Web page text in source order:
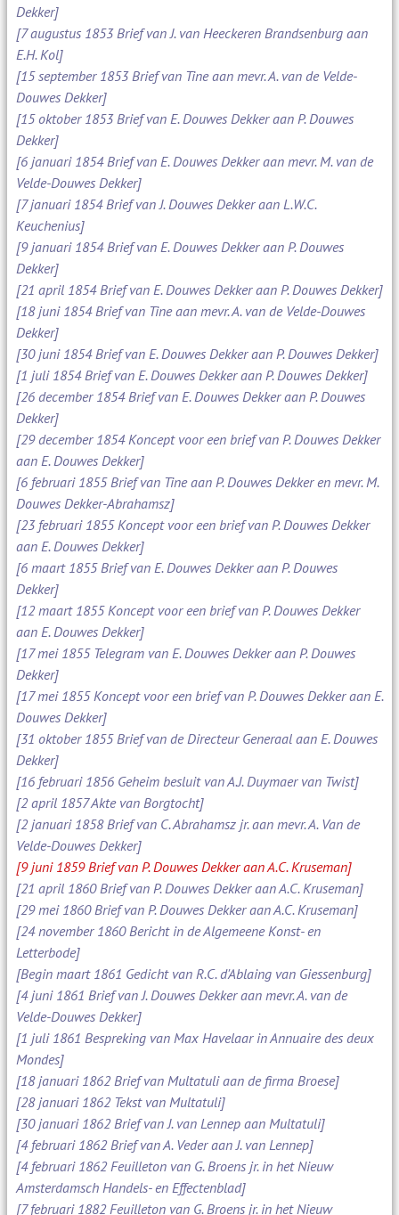
Dekker]
[7 augustus 1853 Brief van J. van Heeckeren Brandsenburg aan
E.H. Kol]
[15 september 1853 Brief van Tine aan mevr. A. van de Velde-
Douwes Dekker]
[15 oktober 1853 Brief van E. Douwes Dekker aan P. Douwes
Dekker]
[6 januari 1854 Brief van E. Douwes Dekker aan mevr. M. van de
Velde-Douwes Dekker]
[7 januari 1854 Brief van J. Douwes Dekker aan L.W.C.
Keuchenius]
[9 januari 1854 Brief van E. Douwes Dekker aan P. Douwes
Dekker]
[21 april 1854 Brief van E. Douwes Dekker aan P. Douwes Dekker]
[18 juni 1854 Brief van Tine aan mevr. A. van de Velde-Douwes
Dekker]
[30 juni 1854 Brief van E. Douwes Dekker aan P. Douwes Dekker]
[1 juli 1854 Brief van E. Douwes Dekker aan P. Douwes Dekker]
[26 december 1854 Brief van E. Douwes Dekker aan P. Douwes
Dekker]
[29 december 1854 Koncept voor een brief van P. Douwes Dekker
aan E. Douwes Dekker]
[6 februari 1855 Brief van Tine aan P. Douwes Dekker en mevr. M.
Douwes Dekker-Abrahamsz]
[23 februari 1855 Koncept voor een brief van P. Douwes Dekker
aan E. Douwes Dekker]
[6 maart 1855 Brief van E. Douwes Dekker aan P. Douwes
Dekker]
[12 maart 1855 Koncept voor een brief van P. Douwes Dekker
aan E. Douwes Dekker]
[17 mei 1855 Telegram van E. Douwes Dekker aan P. Douwes
Dekker]
[17 mei 1855 Koncept voor een brief van P. Douwes Dekker aan E.
Douwes Dekker]
[31 oktober 1855 Brief van de Directeur Generaal aan E. Douwes
Dekker]
[16 februari 1856 Geheim besluit van A.J. Duymaer van Twist]
[2 april 1857 Akte van Borgtocht]
[2 januari 1858 Brief van C. Abrahamsz jr. aan mevr. A. Van de
Velde-Douwes Dekker]
[9 juni 1859 Brief van P. Douwes Dekker aan A.C. Kruseman]
[21 april 1860 Brief van P. Douwes Dekker aan A.C. Kruseman]
[29 mei 1860 Brief van P. Douwes Dekker aan A.C. Kruseman]
[24 november 1860 Bericht in de Algemeene Konst- en
Letterbode]
[Begin maart 1861 Gedicht van R.C. d'Ablaing van Giessenburg]
[4 juni 1861 Brief van J. Douwes Dekker aan mevr. A. van de
Velde-Douwes Dekker]
[1 juli 1861 Bespreking van Max Havelaar in Annuaire des deux
Mondes]
[18 januari 1862 Brief van Multatuli aan de firma Broese]
[28 januari 1862 Tekst van Multatuli]
[30 januari 1862 Brief van J. van Lennep aan Multatuli]
[4 februari 1862 Brief van A. Veder aan J. van Lennep]
[4 februari 1862 Feuilleton van G. Broens jr. in het Nieuw
Amsterdamsch Handels- en Effectenblad]
[7 februari 1882 Feuilleton van G. Broens jr. in het Nieuw